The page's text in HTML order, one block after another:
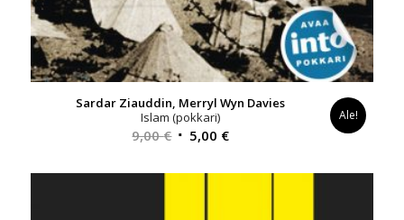
Sardar Ziauddin, Merryl Wyn Davies
Islam (pokkari)
9,00€ Alkuperäinen
oli:
5,00 €Nykyinen
on:
Ale!